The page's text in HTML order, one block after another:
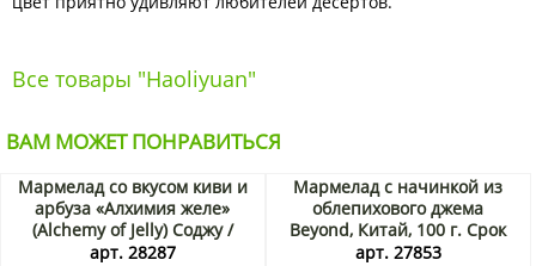
Все товары "Haoliyuan"
ВАМ МОЖЕТ ПОНРАВИТЬСЯ
Мармелад со вкусом киви и
арбуза «Алхимия желе»
(Alchemy of Jelly) Соджу /
Seoju, Корея, 42 г Акция
арт. 28287
Мармелад с начинкой из
облепихового джема
Beyond, Китай, 100 г. Срок
до 10.08.2026. Распродажа
арт. 27853